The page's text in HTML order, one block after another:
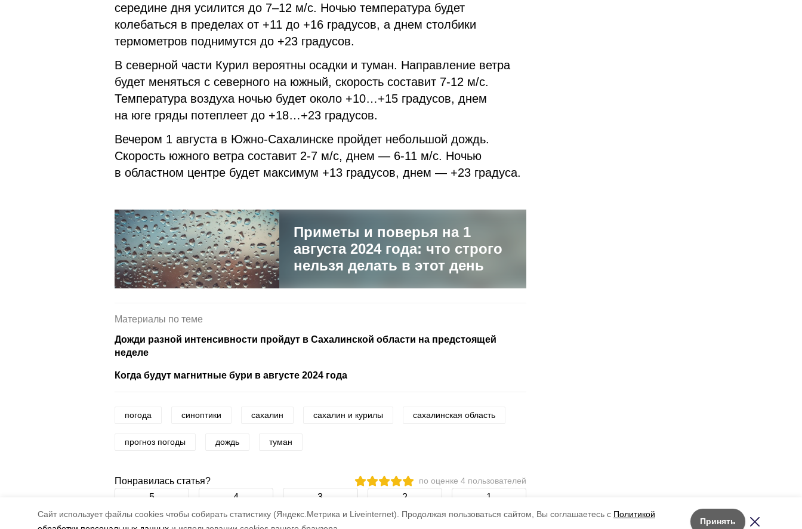
Cайт использует файлы cookies чтобы собирать статистику (Яндекс.Метрика и Liveinternet). Продолжая пользоваться сайтом, Вы соглашаетесь с Политикой
Принять
Лента новостей
середине дня усилится до 7–12 м/с. Ночью температура будет
колебаться в пределах от +11 до +16 градусов, а днем столбики
термометров поднимутся до +23 градусов.
В северной части Курил вероятны осадки и туман. Направление ветра
будет меняться с северного на южный, скорость составит 7-12 м/с.
Температура воздуха ночью будет около +10…+15 градусов, днем
на юге гряды потеплеет до +18…+23 градусов.
Вечером 1 августа в Южно-Сахалинске пройдет небольшой дождь.
Скорость южного ветра составит 2-7 м/с, днем — 6-11 м/с. Ночью
в областном центре будет максимум +13 градусов, днем — +23 градуса.
Приметы и поверья на 1
августа 2024 года: что строго
нельзя делать в этот день
Материалы по теме
Дожди разной интенсивности пройдут в Сахалинской области на предстоящей
неделе
Когда будут магнитные бури в августе 2024 года
погода синоптики сахалин сахалин и курилы сахалинская область
прогноз погоды дождь туман
Понравилась статья? по оценке 4 пользователей
5 4 3 2 1